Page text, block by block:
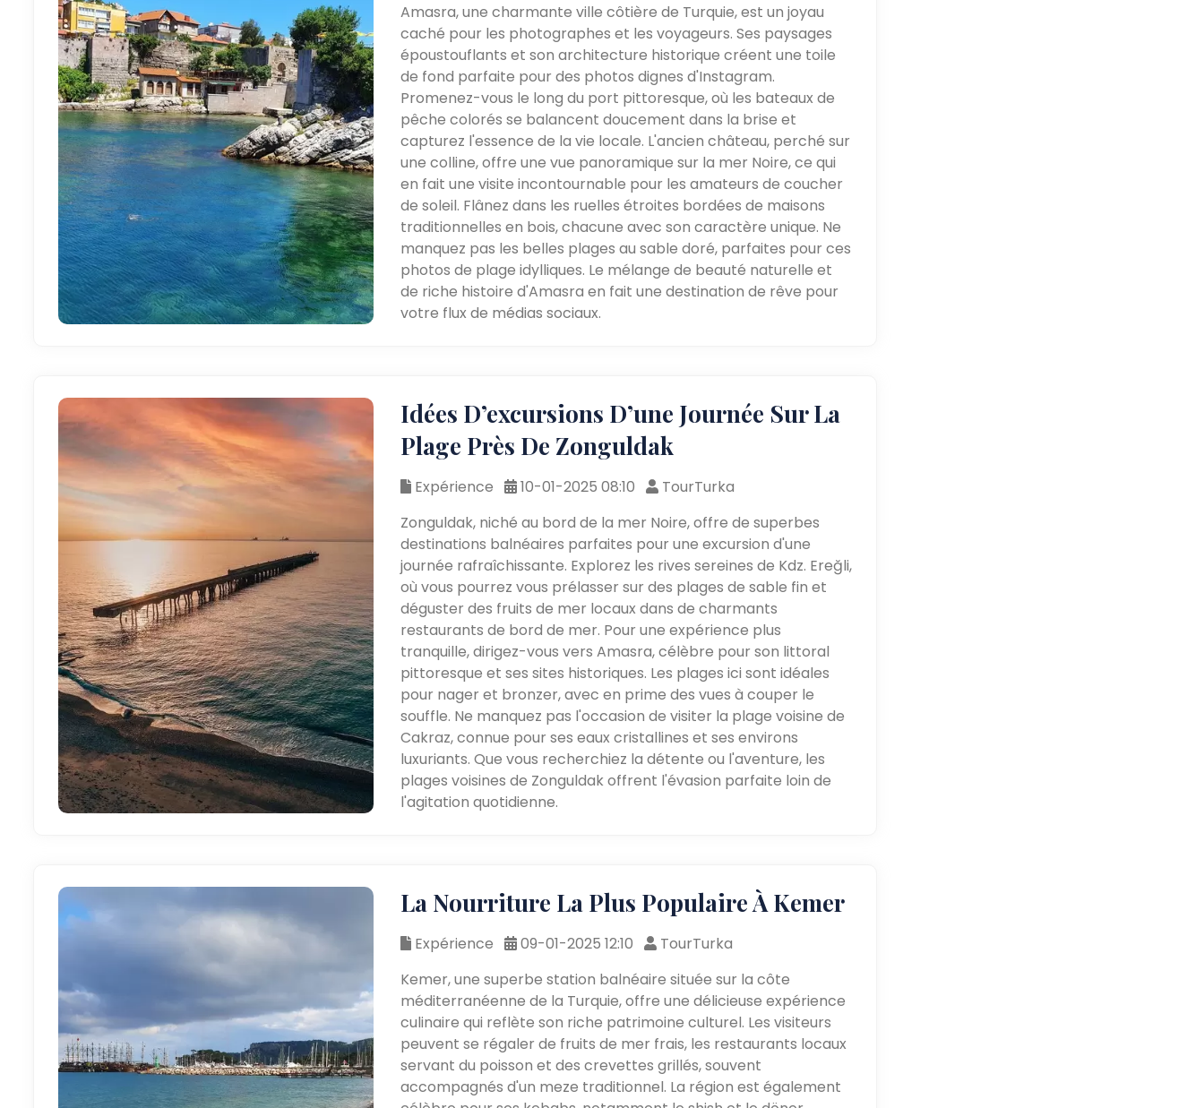
Amasra, une charmante ville côtière de Turquie, est un joyau
caché pour les photographes et les voyageurs. Ses paysages
époustouflants et son architecture historique créent une toile
de fond parfaite pour des photos dignes d'Instagram.
Promenez-vous le long du port pittoresque, où les bateaux de
pêche colorés se balancent doucement dans la brise et
capturez l'essence de la vie locale. L'ancien château, perché sur
une colline, offre une vue panoramique sur la mer Noire, ce qui
en fait une visite incontournable pour les amateurs de coucher
de soleil. Flânez dans les ruelles étroites bordées de maisons
traditionnelles en bois, chacune avec son caractère unique. Ne
manquez pas les belles plages au sable doré, parfaites pour ces
photos de plage idylliques. Le mélange de beauté naturelle et
de riche histoire d'Amasra en fait une destination de rêve pour
votre flux de médias sociaux.
Idées D’excursions D’une Journée Sur La
Plage Près De Zonguldak
Expérience 10-01-2025 08:10
TourTurka
Zonguldak, niché au bord de la mer Noire, offre de superbes
destinations balnéaires parfaites pour une excursion d'une
journée rafraîchissante. Explorez les rives sereines de Kdz. Ereğli,
où vous pourrez vous prélasser sur des plages de sable fin et
déguster des fruits de mer locaux dans de charmants
restaurants de bord de mer. Pour une expérience plus
tranquille, dirigez-vous vers Amasra, célèbre pour son littoral
pittoresque et ses sites historiques. Les plages ici sont idéales
pour nager et bronzer, avec en prime des vues à couper le
souffle. Ne manquez pas l'occasion de visiter la plage voisine de
Cakraz, connue pour ses eaux cristallines et ses environs
luxuriants. Que vous recherchiez la détente ou l'aventure, les
plages voisines de Zonguldak offrent l'évasion parfaite loin de
l'agitation quotidienne.
La Nourriture La Plus Populaire À Kemer
Expérience 09-01-2025 12:10
TourTurka
Kemer, une superbe station balnéaire située sur la côte
méditerranéenne de la Turquie, offre une délicieuse expérience
culinaire qui reflète son riche patrimoine culturel. Les visiteurs
peuvent se régaler de fruits de mer frais, les restaurants locaux
servant du poisson et des crevettes grillés, souvent
accompagnés d'un meze traditionnel. La région est également